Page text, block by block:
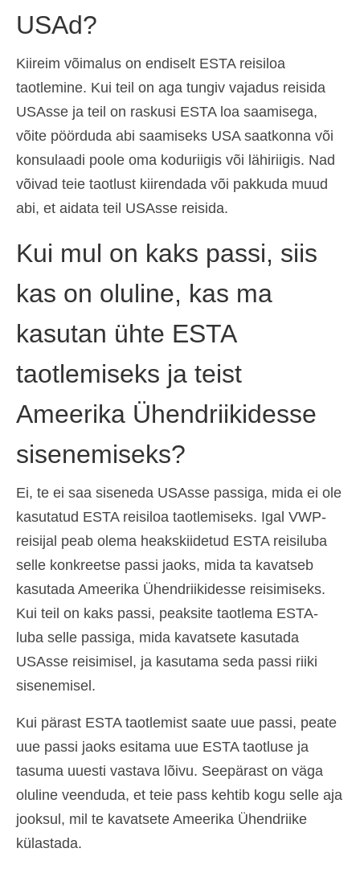
USAd?
Kiireim võimalus on endiselt ESTA reisiloa
taotlemine. Kui teil on aga tungiv vajadus reisida
USAsse ja teil on raskusi ESTA loa saamisega,
võite pöörduda abi saamiseks USA saatkonna või
konsulaadi poole oma koduriigis või lähiriigis. Nad
võivad teie taotlust kiirendada või pakkuda muud
abi, et aidata teil USAsse reisida.
Kui mul on kaks passi, siis
kas on oluline, kas ma
kasutan ühte ESTA
taotlemiseks ja teist
Ameerika Ühendriikidesse
sisenemiseks?
Ei, te ei saa siseneda USAsse passiga, mida ei ole
kasutatud ESTA reisiloa taotlemiseks. Igal VWP-
reisijal peab olema heakskiidetud ESTA reisiluba
selle konkreetse passi jaoks, mida ta kavatseb
kasutada Ameerika Ühendriikidesse reisimiseks.
Kui teil on kaks passi, peaksite taotlema ESTA-
luba selle passiga, mida kavatsete kasutada
USAsse reisimisel, ja kasutama seda passi riiki
sisenemisel.
Kui pärast ESTA taotlemist saate uue passi, peate
uue passi jaoks esitama uue ESTA taotluse ja
tasuma uuesti vastava lõivu. Seepärast on väga
oluline veenduda, et teie pass kehtib kogu selle aja
jooksul, mil te kavatsete Ameerika Ühendriike
külastada.